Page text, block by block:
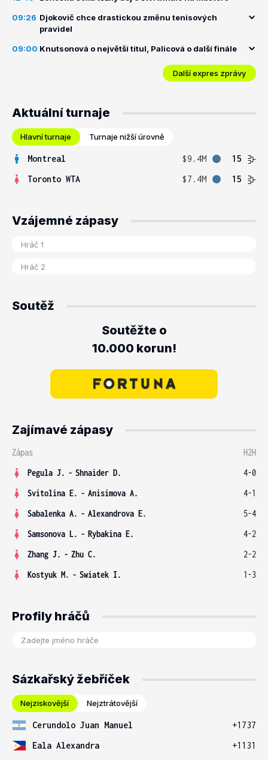
09:26 Djokovič chce drastickou změnu tenisových
pravidel
09:00 Knutsonová o největší titul, Palicová o další finále
Další expres zprávy
Aktuální turnaje
Hlavní turnaje Turnaje nižší úrovně
Montreal $9.4M
15
Toronto WTA
$7.4M 15
Vzájemné zápasy
Soutěž
Soutěžte o
10.000 korun!
Zajímavé zápasy
Zápas
H2H
Pegula J. - Shnaider D.
4-0
Svitolina E. - Anisimova A.
4-1
Sabalenka A. - Alexandrova E.
5-4
Samsonova L. - Rybakina E.
4-2
Zhang J. - Zhu C.
2-2
Kostyuk M. - Swiatek I. 1-3
Profily hráčů
Sázkařský žebříček
Nejziskovější Nejztrátovější
Cerundolo Juan Manuel
+1737
Eala Alexandra
+1131